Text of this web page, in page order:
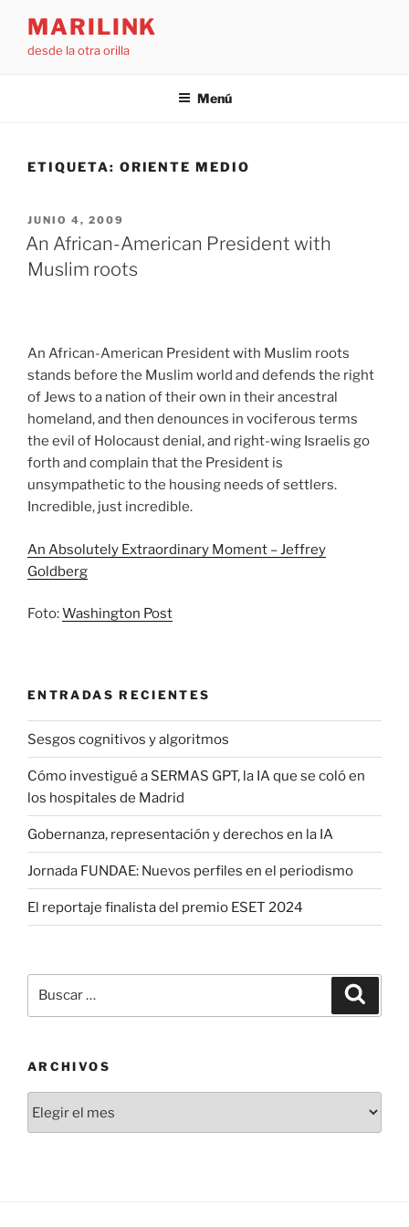
contenido
MARILINK
desde la otra orilla
Menú
ETIQUETA: ORIENTE MEDIO
PUBLICADO
EL
JUNIO 4, 2009
An African-American President with
Muslim roots
An African-American President with Muslim roots
stands before the Muslim world and defends the right
of Jews to a nation of their own in their ancestral
homeland, and then denounces in vociferous terms
the evil of Holocaust denial, and right-wing Israelis go
forth and complain that the President is
unsympathetic to the housing needs of settlers.
Incredible, just incredible.
An Absolutely Extraordinary Moment – Jeffrey
Goldberg
Foto:Washington Post
ENTRADAS RECIENTES
Sesgos cognitivos y algoritmos
Cómo investigué a SERMAS GPT, la IA que se coló en
los hospitales de Madrid
Gobernanza, representación y derechos en la IA
Jornada FUNDAE: Nuevos perfiles en el periodismo
El reportaje finalista del premio ESET 2024
por:
ARCHIVOS